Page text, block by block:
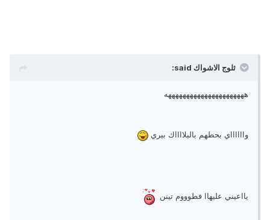
ثلوج الاشواك said:
ههههههههههههههههههههههه
وااااااي بحطهم بالبلااااك بيري
يااعيني عليهاا فطوووم تينن